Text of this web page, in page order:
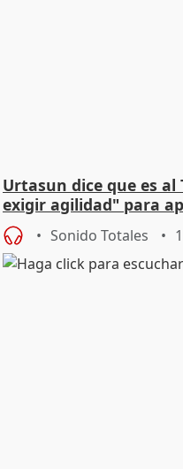
Urtasun dice que es al
exigir agilidad" para
Sonido Totales